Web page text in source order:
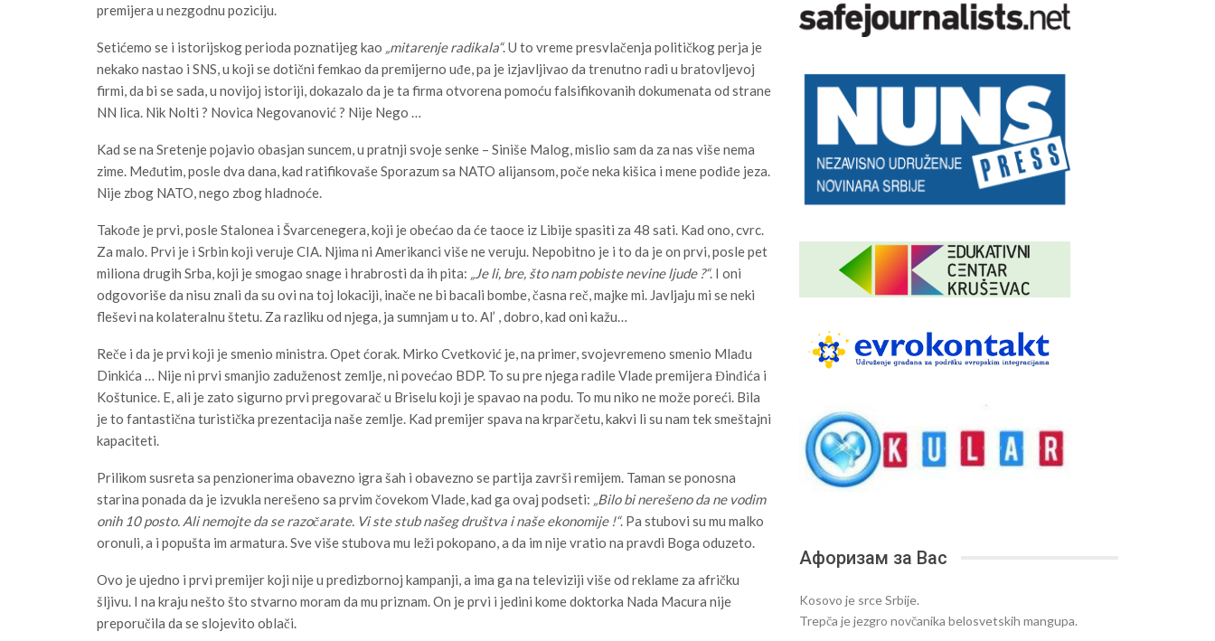
premijera u nezgodnu poziciju.
Setićemo se i istorijskog perioda poznatijeg kao „mitarenje radikala“. U to vreme presvlačenja političkog perja je
nekako nastao i SNS, u koji se dotični femkao da premijerno uđe, pa je izjavljivao da trenutno radi u bratovljevoj
firmi, da bi se sada, u novijoj istoriji, dokazalo da je ta firma otvorena pomoću falsifikovanih dokumenata od strane
NN lica. Nik Nolti ? Novica Negovanović ? Nije Nego …
Kad se na Sretenje pojavio obasjan suncem, u pratnji svoje senke – Siniše Malog, mislio sam da za nas više nema
zime. Međutim, posle dva dana, kad ratifikovaše Sporazum sa NATO alijansom, poče neka kišica i mene podiđe jeza.
Nije zbog NATO, nego zbog hladnoće.
Takođe je prvi, posle Stalonea i Švarcenegera, koji je obećao da će taoce iz Libije spasiti za 48 sati. Kad ono, cvrc.
Za malo. Prvi je i Srbin koji veruje CIA. Njima ni Amerikanci više ne veruju. Nepobitno je i to da je on prvi, posle pet
miliona drugih Srba, koji je smogao snage i hrabrosti da ih pita: „Je li, bre, što nam pobiste nevine ljude ?“. I oni
odgovoriše da nisu znali da su ovi na toj lokaciji, inače ne bi bacali bombe, časna reč, majke mi. Javljaju mi se neki
fleševi na kolateralnu štetu. Za razliku od njega, ja sumnjam u to. Al’ , dobro, kad oni kažu…
Reče i da je prvi koji je smenio ministra. Opet ćorak. Mirko Cvetković je, na primer, svojevremeno smenio Mlađu
Dinkića … Nije ni prvi smanjio zaduženost zemlje, ni povećao BDP. To su pre njega radile Vlade premijera Đinđića i
Koštunice. E, ali je zato sigurno prvi pregovarač u Briselu koji je spavao na podu. To mu niko ne može poreći. Bila
je to fantastična turistička prezentacija naše zemlje. Kad premijer spava na krparčetu, kakvi li su nam tek smeštajni
kapaciteti.
Prilikom susreta sa penzionerima obavezno igra šah i obavezno se partija završi remijem. Taman se ponosna
starina ponada da je izvukla nerešeno sa prvim čovekom Vlade, kad ga ovaj podseti: „Bilo bi nerešeno da ne vodim
onih 10 posto. Ali nemojte da se razočarate. Vi ste stub našeg društva i naše ekonomije !“. Pa stubovi su mu malko
oronuli, a i popušta im armatura. Sve više stubova mu leži pokopano, a da im nije vratio na pravdi Boga oduzeto.
Ovo je ujedno i prvi premijer koji nije u predizbornoj kampanji, a ima ga na televiziji više od reklame za afričku
šljivu. I na kraju nešto što stvarno moram da mu priznam. On je prvi i jedini kome doktorka Nada Macura nije
preporučila da se slojevito oblači.
Афоризам за Вас
Kosovo je srce Srbije.
Trepča je jezgro novčanika belosvetskih mangupa.